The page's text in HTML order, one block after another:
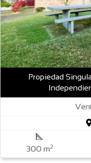
Propiedad
300 m2